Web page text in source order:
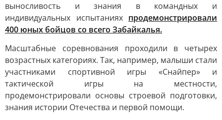
выносливость и знания в командных и
индивидуальных испытаниях продемонстрировали
400 юных бойцов со всего Забайкалья.
Масштабные соревнования проходили в четырех
возрастных категориях. Так, например, малыши стали
участниками спортивной игры «Снайпер» и
тактической игры на местности,
продемонстрировали основы строевой подготовки,
знания истории Отечества и первой помощи.